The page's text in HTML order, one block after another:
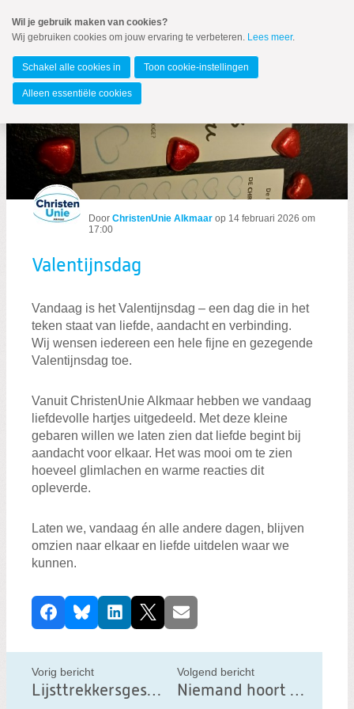
naar
Spring
de
inhoud
Spring
naar
hoofdmenu
Alkmaar
MENU
Zoeken: Door ChristenUnie Alkmaar op 14 februari 2026 om
17:00
Valentijnsdag
Vandaag is het Valentijnsdag – een dag die in het
teken staat van liefde, aandacht en verbinding.
Wij wensen iedereen een hele fijne en gezegende
Valentijnsdag toe.
Vanuit ChristenUnie Alkmaar hebben we vandaag
liefdevolle hartjes uitgedeeld. Met deze kleine
gebaren willen we laten zien dat liefde begint bij
aandacht voor elkaar. Het was mooi om te zien
hoeveel glimlachen en warme reacties dit
opleverde.
Laten we, vandaag én alle andere dagen, blijven
omzien naar elkaar en liefde uitdelen waar we
kunnen.
D
e
e
l
d
FacebookBlueskyLinkedIn
X E-mail
Vorig bericht
Lijsttrekkersgesprek met onze Erik Regterschot
Volgend bericht
Niemand hoort buiten te slapen!
Wil je gebruik maken van cookies?
Wij gebruiken cookies om jouw ervaring te verbeteren. Lees meer.
Schakel alle cookies in Toon cookie-instellingen
Alleen essentiële cookies